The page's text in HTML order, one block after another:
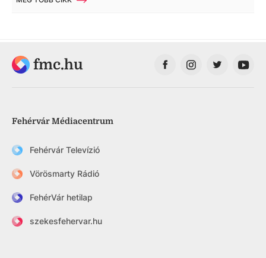
fmc.hu
Fehérvár Médiacentrum
Fehérvár Televízió
Vörösmarty Rádió
FehérVár hetilap
szekesfehervar.hu